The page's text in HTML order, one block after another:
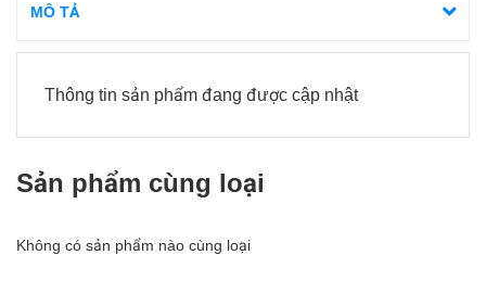
MÔ TẢ
Thông tin sản phẩm đang được cập nhật
Sản phẩm cùng loại
Không có sản phẩm nào cùng loại